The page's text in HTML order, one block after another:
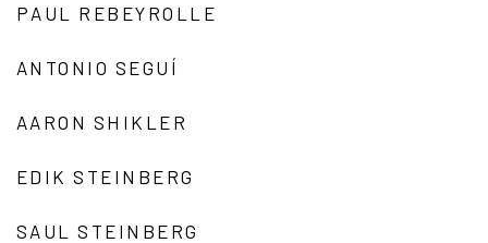
PAUL REBEYROLLE
ANTONIO SEGUÍ
AARON SHIKLER
EDIK STEINBERG
SAUL STEINBERG